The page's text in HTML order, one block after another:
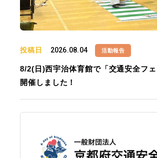
投稿日 2026.08.04 活動報告
8/2(日)西宇治体育館で「交通安全フ
開催しました！